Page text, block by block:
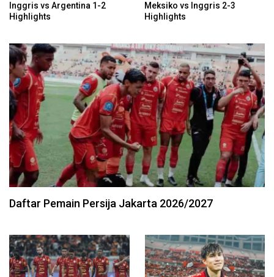
Inggris vs Argentina 1-2
Highlights
Meksiko vs Inggris 2-3
Highlights
Daftar Pemain Persija Jakarta 2026/2027